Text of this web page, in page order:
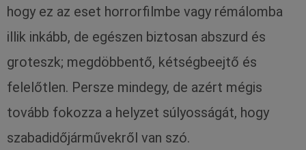
hogy ez az eset horrorfilmbe vagy rémálomba
illik inkább, de egészen biztosan abszurd és
groteszk; megdöbbentő, kétségbeejtő és
felelőtlen. Persze mindegy, de azért mégis
tovább fokozza a helyzet súlyosságát, hogy
szabadidőjárművekről van szó.